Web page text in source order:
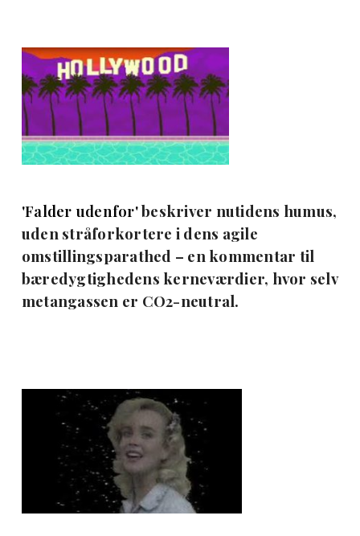
'Falder udenfor'beskriver nutidens humus,
uden stråforkortere i dens agile
omstillingsparathed – en kommentar til
bæredygtighedens kerneværdier, hvor selv
metangassen er CO2-neutral.